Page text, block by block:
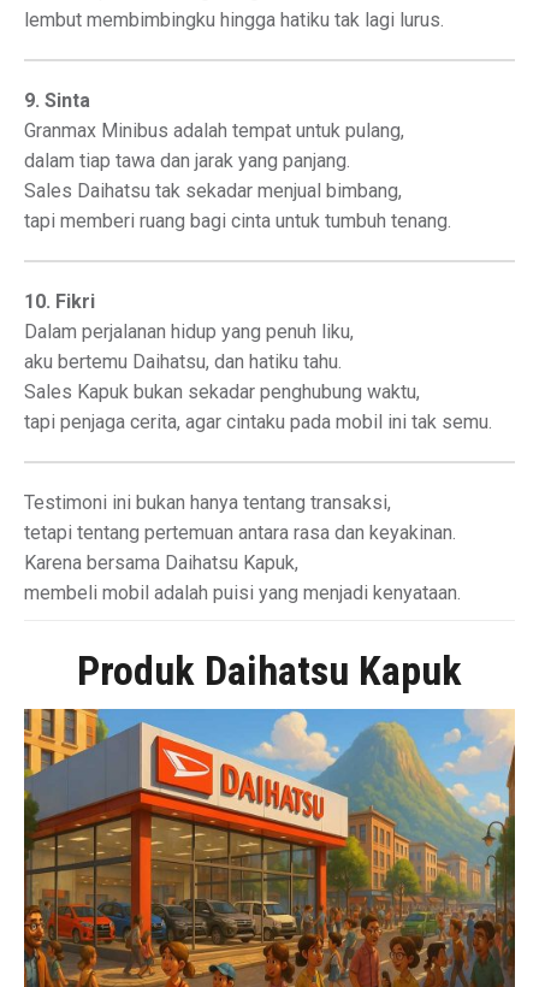
lembut membimbingku hingga hatiku tak lagi lurus.
9. Sinta
Granmax Minibus adalah tempat untuk pulang,
dalam tiap tawa dan jarak yang panjang.
Sales Daihatsu tak sekadar menjual bimbang,
tapi memberi ruang bagi cinta untuk tumbuh tenang.
10. Fikri
Dalam perjalanan hidup yang penuh liku,
aku bertemu Daihatsu, dan hatiku tahu.
Sales Kapuk bukan sekadar penghubung waktu,
tapi penjaga cerita, agar cintaku pada mobil ini tak semu.
Testimoni ini bukan hanya tentang transaksi,
tetapi tentang pertemuan antara rasa dan keyakinan.
Karena bersama Daihatsu Kapuk,
membeli mobil adalah puisi yang menjadi kenyataan.
Produk Daihatsu Kapuk